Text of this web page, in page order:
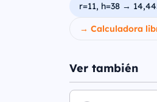
r=11, h=38 →
→ Calculadora
Ver también